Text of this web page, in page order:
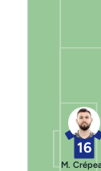
16
M.